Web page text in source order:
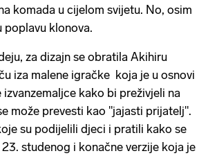
komada u cijelom svijetu. No, osim
poplavu klonova.
za dizajn se obratila Akihiru
iza malene igračke koja je u osnovi
kako bi preživjeli na
može prevesti kao "jajasti prijatelj".
su podijelili djeci i pratili kako se
studenog i konačne verzije koja je